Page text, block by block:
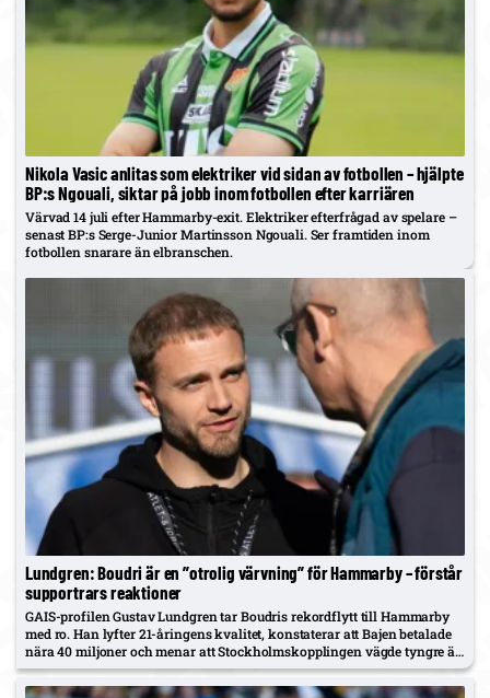
Nikola Vasic anlitas som elektriker vid sidan av fotbollen – hjälpte
BP:s Ngouali, siktar på jobb inom fotbollen efter karriären
Värvad 14 juli efter Hammarby-exit. Elektriker efterfrågad av spelare –
senast BP:s Serge-Junior Martinsson Ngouali. Ser framtiden inom
fotbollen snarare än elbranschen.
Lundgren: Boudri är en ”otrolig värvning” för Hammarby – förstår
supportrars reaktioner
GAIS-profilen Gustav Lundgren tar Boudris rekordflytt till Hammarby
med ro. Han lyfter 21-åringens kvalitet, konstaterar att Bajen betalade
nära 40 miljoner och menar att Stockholmskopplingen vägde tyngre än
alternativ som Molde/Bröndby.